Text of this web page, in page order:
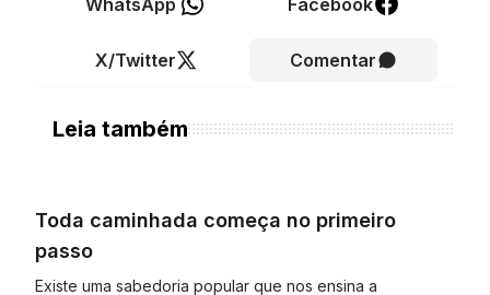
X/Twitter Comentar
Leia também
Toda caminhada começa no primeiro
passo
Existe uma sabedoria popular que nos ensina a